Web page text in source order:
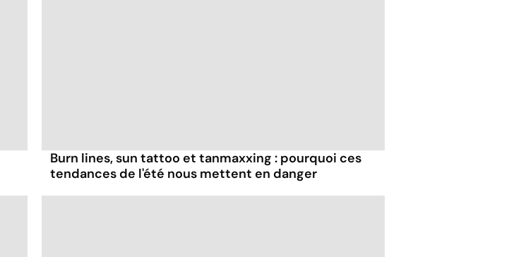
Burn lines, sun tattoo et tanmaxxing : pourquoi ces
tendances de l'été nous mettent en danger